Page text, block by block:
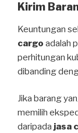
Kirim
Keuntungan
cargo adalah
perhitungan
dibanding
Jika barang
memilih
daripada jasa